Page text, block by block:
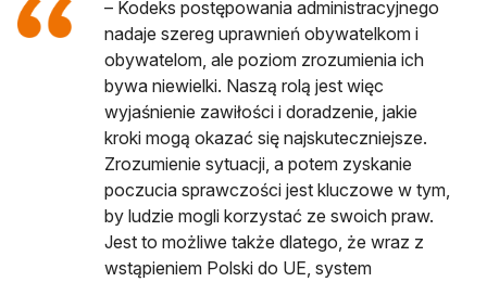
– Kodeks postępowania administracyjnego
nadaje szereg uprawnień obywatelkom i
obywatelom, ale poziom zrozumienia ich
bywa niewielki. Naszą rolą jest więc
wyjaśnienie zawiłości i doradzenie, jakie
kroki mogą okazać się najskuteczniejsze.
Zrozumienie sytuacji, a potem zyskanie
poczucia sprawczości jest kluczowe w tym,
by ludzie mogli korzystać ze swoich praw.
Jest to możliwe także dlatego, że wraz z
wstąpieniem Polski do UE, system